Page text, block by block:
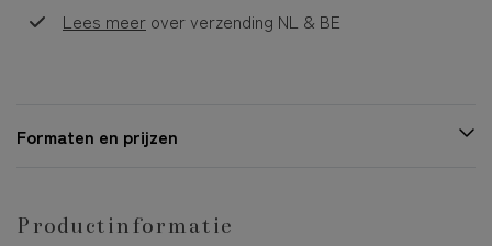
Lees meer over verzending NL & BE
Formaten en prijzen
Productinformatie